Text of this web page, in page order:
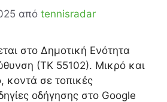
από tennisradar
στο Δημοτική Ενότητα
(ΤΚ 55102). Μικρό και
κοντά σε τοπικές
οδήγησης στο Google